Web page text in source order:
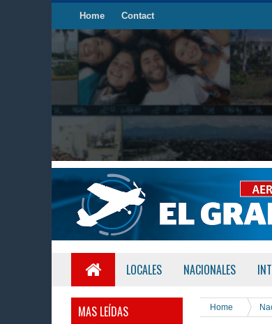
Home Contact
LOCALES NACIONALES
MAS LEÍDAS Home